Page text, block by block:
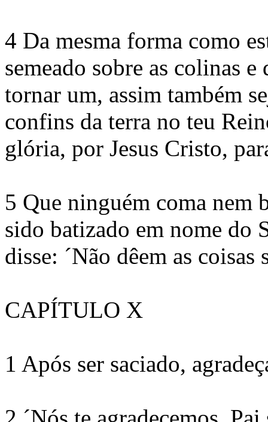
4 Da mesma forma como
semeado sobre as colinas
tornar um, assim também
confins da terra no teu
glória, por Jesus Cristo,
5 Que ninguém coma nem
sido batizado em nome do
disse: ´Não dêem as coisas
CAPÍTULO X
1 Após ser saciado,